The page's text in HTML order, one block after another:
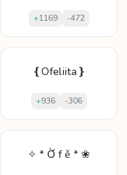
+1169 -472
❴Ofeliita❵
+936 -306
✧ * Ờ f ě * ❀